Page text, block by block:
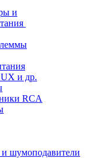
и
и др.
RCA
и шумоподавители